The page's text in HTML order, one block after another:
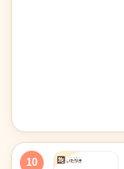
10